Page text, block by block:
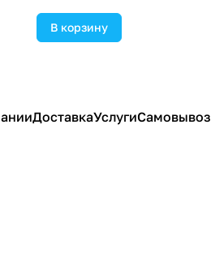
В корзину
ДоставкаУслугиСамовывоз